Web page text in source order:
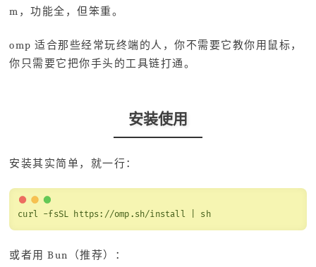
m，功能全，但笨重。
omp 适合那些经常玩终端的人，你不需要它教你用鼠标，
你只需要它把你手头的工具链打通。
安装使用
安装其实简单，就一行：
curl -fsSL https://omp.sh/install | sh
或者用 Bun（推荐）：